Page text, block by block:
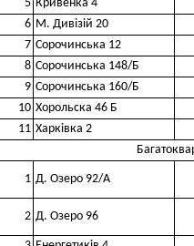
5 Кривенка 4
6 М. Дивізій 20
7 Сорочинська 12
8 Сорочинська 148/Б
9 Сорочинська 160/Б
10 Хорольска 46 Б
11 Харківка 2
1 Д. Озеро 92/А
2 Д. Озеро 96